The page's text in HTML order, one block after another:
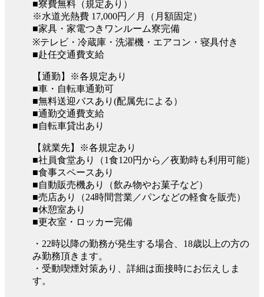
■寮費無料（規定あり）
※水道光熱費 17,000円／月（月額固定）
■家具・家電つきワンルーム寮完備
※テレビ・冷蔵庫・洗濯機・エアコン・寝具付き
■赴任交通費支給
【通勤】※各規定あり
■車・自転車通勤可
■無料送迎バスあり(配属先による）
■通勤交通費支給
■自転車貸出あり
【就業先】※各規定あり
■社員食堂あり（1食120円から／夜勤時も利用可能）
■食事スペースあり
■自動販売機あり（飲み物やお菓子など）
■売店あり（24時間営業／パンなどの軽食を販売）
■休憩室あり
■更衣室・ロッカー完備
・22時以降の勤務が発生する場合、18歳以上の方の
み勤務頂きます。
・受動喫煙対策あり、詳細は面接時にお伝えしま
す。